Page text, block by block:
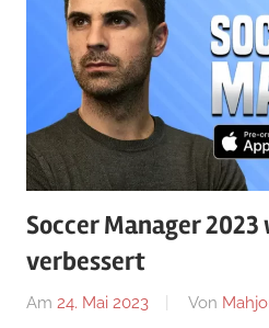
Soccer Manager
verbessert
Am 24. Mai 2023 Von